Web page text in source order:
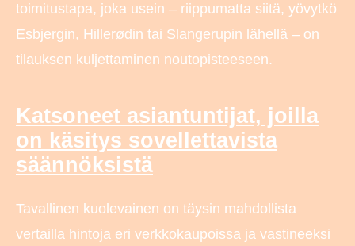
toimitustapa, joka usein – riippumatta siitä, yövytkö
Esbjergin, Hillerødin tai Slangerupin lähellä – on
tilauksen kuljettaminen noutopisteeseen.
Katsoneet asiantuntijat, joilla
on käsitys sovellettavista
säännöksistä
Tavallinen kuolevainen on täysin mahdollista
vertailla hintoja eri verkkokaupoissa ja vastineeksi